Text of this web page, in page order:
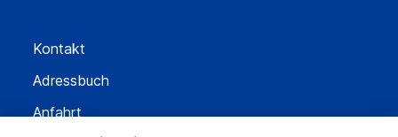
Kontakt
Adressbuch
Anfahrt